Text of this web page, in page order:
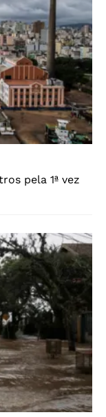
pela 1ª vez